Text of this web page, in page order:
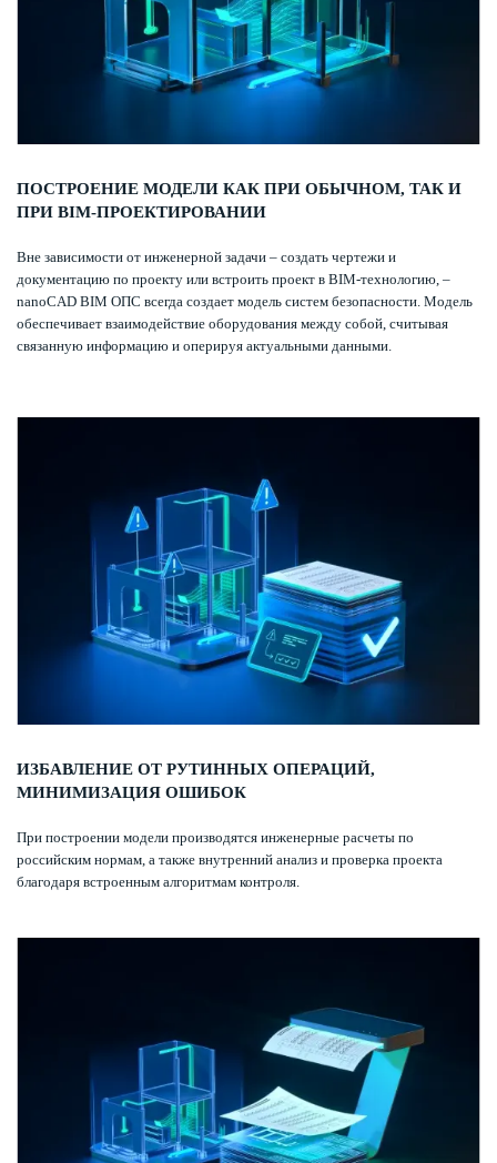
ПОСТРОЕНИЕ МОДЕЛИ КАК ПРИ ОБЫЧНОМ, ТАК И
ПРИ BIM-ПРОЕКТИРОВАНИИ
Вне зависимости от инженерной задачи – создать чертежи и
документацию по проекту или встроить проект в BIM-технологию, –
nanoCAD BIM ОПС всегда создает модель систем безопасности. Модель
обеспечивает взаимодействие оборудования между собой, считывая
связанную информацию и оперируя актуальными данными.
ИЗБАВЛЕНИЕ ОТ РУТИННЫХ ОПЕРАЦИЙ,
МИНИМИЗАЦИЯ ОШИБОК
При построении модели производятся инженерные расчеты по
российским нормам, а также внутренний анализ и проверка проекта
благодаря встроенным алгоритмам контроля.